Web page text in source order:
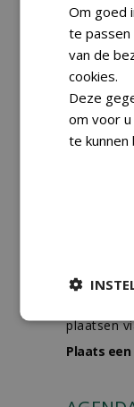
GREEN
plaatsen
Plaats
Om goed
te passen
van de
cookies.
Deze
om voor
te kunnen